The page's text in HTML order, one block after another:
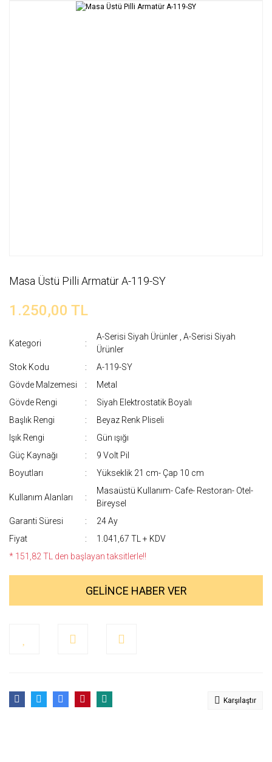
Masa Üstü Pilli Armatür A-119-SY
1.250,00 TL
Kategori
A-Serisi Siyah Ürünler ,A-Serisi Siyah
Ürünler
Stok Kodu
A-119-SY
Gövde Malzemesi
Metal
Gövde Rengi
Siyah Elektrostatik Boyalı
Başlık Rengi
Beyaz Renk Pliseli
Işık Rengi
Gün ışığı
Güç Kaynağı
9 Volt Pil
Boyutları
Yükseklik 21 cm- Çap 10 cm
Kullanım Alanları
Masaüstü Kullanım- Cafe- Restoran- Otel-
Bireysel
Garanti Süresi
24 Ay
Fiyat
1.041,67 TL + KDV
* 151,82 TL den başlayan taksitlerle!!
GELİNCE HABER VER
Karşılaştır